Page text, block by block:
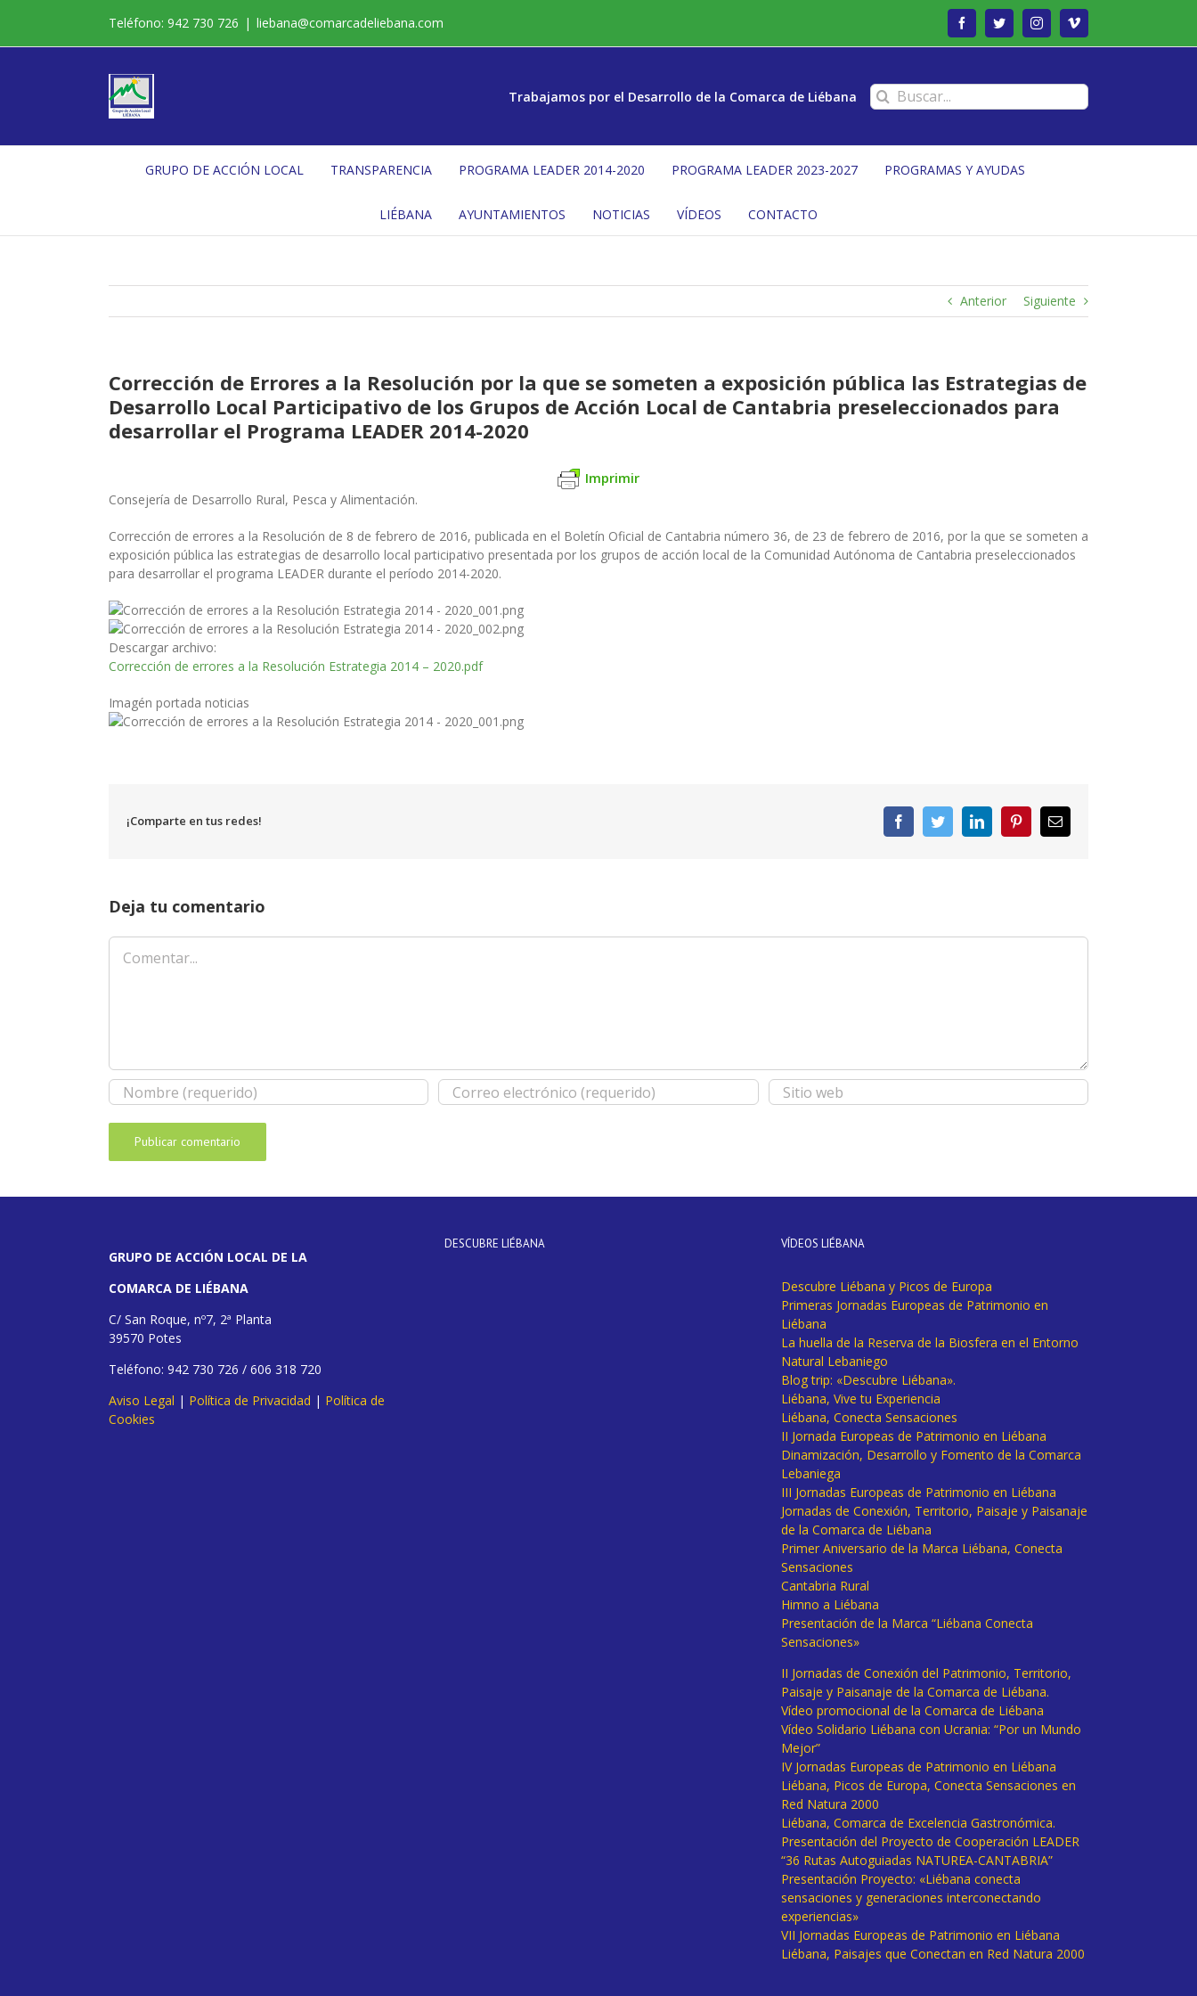
contenido
Teléfono: 942 730 726 | liebana@comarcadeliebana.com FacebookTwitterInstagramVimeo
Trabajamos por el Desarrollo de la Comarca de Liébana Buscar:
GRUPO DE ACCIÓN LOCAL TRANSPARENCIA PROGRAMA LEADER 2014-2020 PROGRAMA LEADER 2023-2027 PROGRAMAS Y AYUDAS
LIÉBANA AYUNTAMIENTOS NOTICIAS VÍDEOS CONTACTO
Anterior Siguiente
Corrección de Errores a la Resolución por la que se someten a exposición pública las Estrategias de
Desarrollo Local Participativo de los Grupos de Acción Local de Cantabria preseleccionados para
desarrollar el Programa LEADER 2014-2020
Imprimir
Consejería de Desarrollo Rural, Pesca y Alimentación.
Corrección de errores a la Resolución de 8 de febrero de 2016, publicada en el Boletín Oficial de Cantabria número 36, de 23 de febrero de 2016, por la que se someten a
exposición pública las estrategias de desarrollo local participativo presentada por los grupos de acción local de la Comunidad Autónoma de Cantabria preseleccionados
para desarrollar el programa LEADER durante el período 2014-2020.
Descargar archivo:
Corrección de errores a la Resolución Estrategia 2014 – 2020.pdf
Imagén portada noticias
¡Comparte en tus redes! FacebookTwitterLinkedInPinterestCorreo
electrónico
Deja tu comentario
Comentar
GRUPO DE ACCIÓN LOCAL DE LA
COMARCA DE LIÉBANA
C/ San Roque, nº7, 2ª Planta
39570 Potes
Teléfono: 942 730 726 / 606 318 720
Aviso Legal | Política de Privacidad | Política de
Cookies
DESCUBRE LIÉBANA VÍDEOS LIÉBANA
Descubre Liébana y Picos de Europa
Primeras Jornadas Europeas de Patrimonio en
Liébana
La huella de la Reserva de la Biosfera en el Entorno
Natural Lebaniego
Blog trip: «Descubre Liébana».
Liébana, Vive tu Experiencia
Liébana, Conecta Sensaciones
II Jornada Europeas de Patrimonio en Liébana
Dinamización, Desarrollo y Fomento de la Comarca
Lebaniega
III Jornadas Europeas de Patrimonio en Liébana
Jornadas de Conexión, Territorio, Paisaje y Paisanaje
de la Comarca de Liébana
Primer Aniversario de la Marca Liébana, Conecta
Sensaciones
Cantabria Rural
Himno a Liébana
Presentación de la Marca “Liébana Conecta
Sensaciones»
II Jornadas de Conexión del Patrimonio, Territorio,
Paisaje y Paisanaje de la Comarca de Liébana.
Vídeo promocional de la Comarca de Liébana
Vídeo Solidario Liébana con Ucrania: “Por un Mundo
Mejor”
IV Jornadas Europeas de Patrimonio en Liébana
Liébana, Picos de Europa, Conecta Sensaciones en
Red Natura 2000
Liébana, Comarca de Excelencia Gastronómica.
Presentación del Proyecto de Cooperación LEADER
“36 Rutas Autoguiadas NATUREA-CANTABRIA”
Presentación Proyecto: «Liébana conecta
sensaciones y generaciones interconectando
experiencias»
VII Jornadas Europeas de Patrimonio en Liébana
Liébana, Paisajes que Conectan en Red Natura 2000